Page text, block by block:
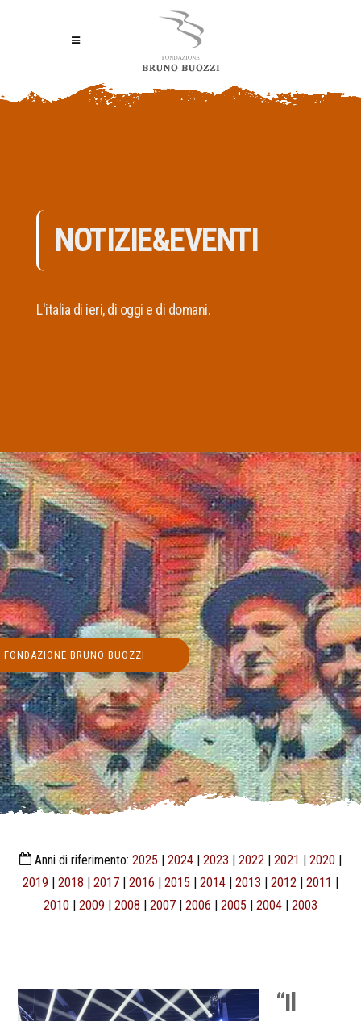
NOTIZIE&EVENTI
L'italia di ieri, di oggi e di domani.
FONDAZIONE BRUNO BUOZZI
Anni di riferimento: 2025 | 2024 | 2023 | 2022 | 2021 | 2020 |
2019 | 2018 | 2017 | 2016 | 2015 | 2014 | 2013 | 2012 | 2011 |
2010 | 2009 | 2008 | 2007 | 2006 | 2005 | 2004 | 2003
“Il